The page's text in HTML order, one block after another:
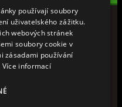
používají soubory
uživatelského zážitku.
webových stránek
soubory cookie v
zásadami používání
Více informací